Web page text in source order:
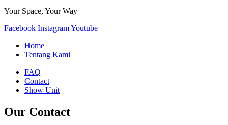
Your Space, Your Way
Facebook InstagramYoutube
Home
Tentang Kami
FAQ
Contact
Show Unit
Our Contact